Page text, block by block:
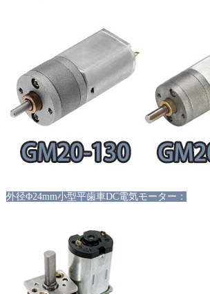
外径Φ24mm小型平歯車DC電気モーター：